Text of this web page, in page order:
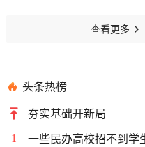
查看更多
头条热榜
夯实基础开新局
1 一些民办高校招不到学